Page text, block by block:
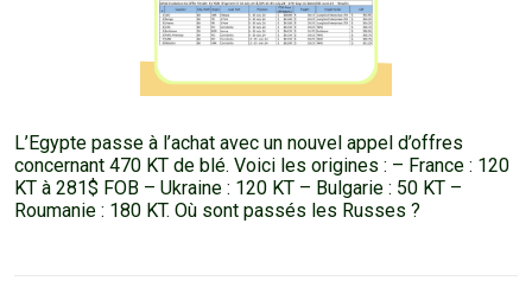
L’Egypte passe à l’achat avec un nouvel appel d’offres
concernant 470 KT de blé. Voici les origines : – France : 120
KT à 281$ FOB – Ukraine : 120 KT – Bulgarie : 50 KT –
Roumanie : 180 KT. Où sont passés les Russes ?